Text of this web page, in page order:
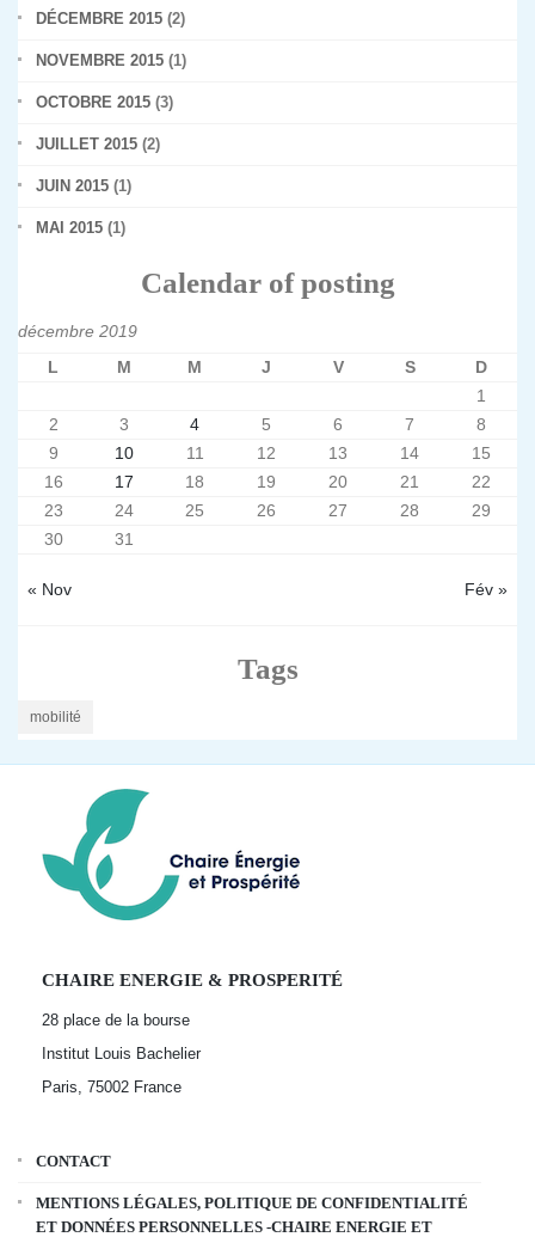
DÉCEMBRE 2015 (2)
NOVEMBRE 2015 (1)
OCTOBRE 2015 (3)
JUILLET 2015 (2)
JUIN 2015 (1)
MAI 2015 (1)
Calendar of posting
décembre 2019
L
M M J V S D
« Nov Fév »
1
2
3 4 5 6 7
8
9
10 11 12 13 14
15
16
17 18 19 20 21
22
23
24 25 26 27 28
29
30
31
Tags
mobilité
CHAIRE ENERGIE & PROSPERITÉ
28 place de la bourse
Institut Louis Bachelier
Paris, 75002 France
CONTACT
MENTIONS LÉGALES, POLITIQUE DE CONFIDENTIALITÉ
ET DONNÉES PERSONNELLES -CHAIRE ENERGIE ET